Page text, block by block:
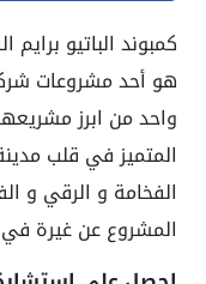
هو أحد مشروعات
واحد من ابرز
المتميز في قلب
الفخامة و الرقي و
المشروع عن غيرة